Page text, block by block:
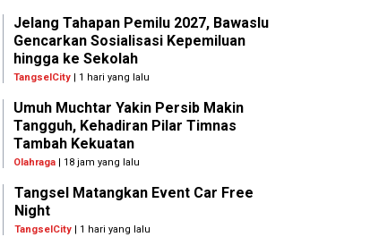
Jelang Tahapan Pemilu 2027, Bawaslu
Gencarkan Sosialisasi Kepemiluan
hingga ke Sekolah
TangselCity | 1 hari yang lalu
Umuh Muchtar Yakin Persib Makin
Tangguh, Kehadiran Pilar Timnas
Tambah Kekuatan
Olahraga | 18 jam yang lalu
Tangsel Matangkan Event Car Free
Night
TangselCity| 1 hari yang lalu